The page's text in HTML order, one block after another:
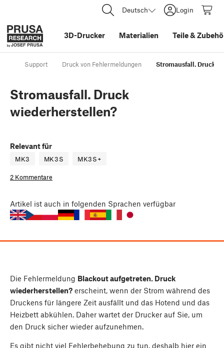
Deutsch Login
3D-Drucker Materialien Teile&
Support Druck von Fehlermeldungen Stromausfall. Druck
Stromausfall. Druck
wiederherstellen?
Relevant für
MK3 MK3S MK3S+
2 Kommentare
Artikel ist auch in folgenden Sprachen verfügbar
Die Fehlermeldung Blackout aufgetreten. Druck
wiederherstellen? erscheint, wenn der Strom während des
Druckens für längere Zeit ausfällt und das Hotend und das
Heizbett abkühlen. Daher wartet der Drucker auf Sie, um
den Druck sicher wieder aufzunehmen.
Es gibt nicht viel Fehlerbehebung zu tun, deshalb hier ein